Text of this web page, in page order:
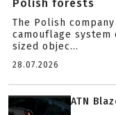
Polish forests
The Polish
camouflage
sized objec...
28.07.2026
ATN